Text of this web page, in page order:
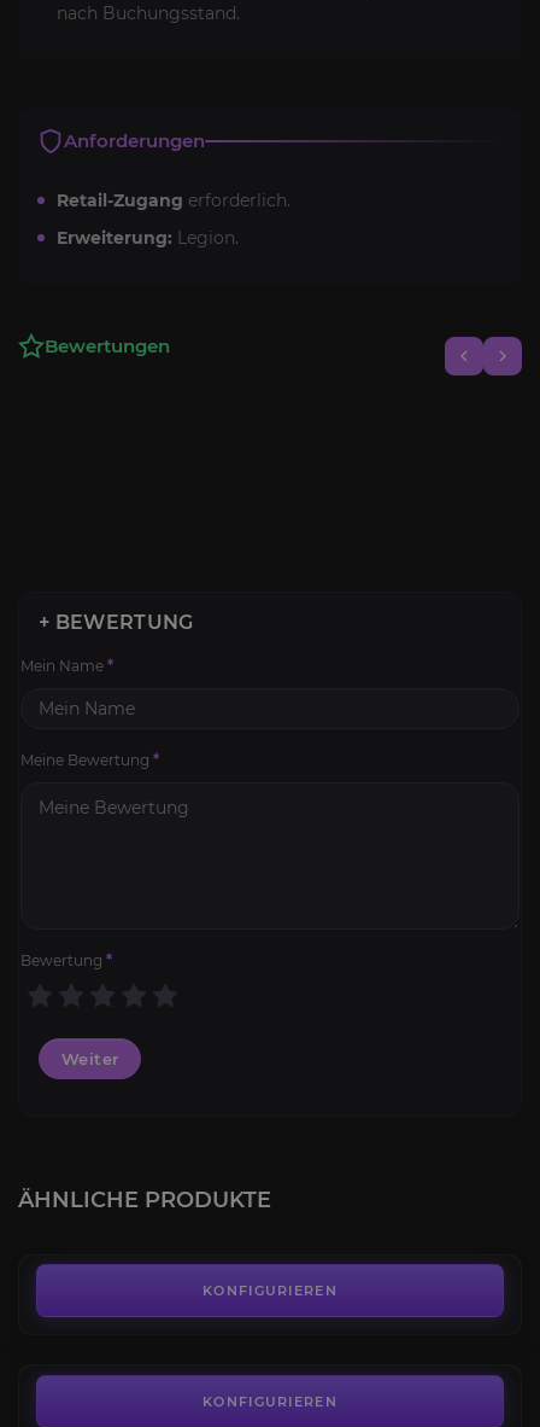
nach Buchungsstand.
Anforderungen
Retail-Zugang erforderlich.
Erweiterung: Legion.
Bewertungen
+ BEWERTUNG
Mein Name *
Meine Bewertung *
Bewertung *
Weiter
ÄHNLICHE PRODUKTE
KONFIGURIEREN
Lang vergessener Hippogryph
KONFIGURIEREN